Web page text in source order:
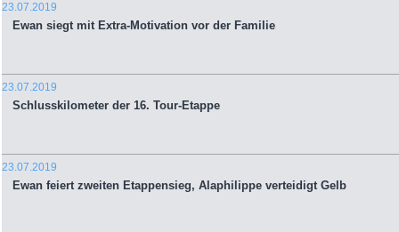
23.07.2019
Ewan siegt mit Extra-Motivation vor der Familie
23.07.2019
Schlusskilometer der 16. Tour-Etappe
23.07.2019
Ewan feiert zweiten Etappensieg, Alaphilippe verteidigt Gelb